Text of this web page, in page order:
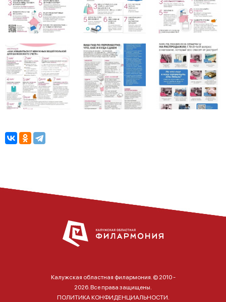
Калужская областная филармония. © 2010 -
2026. Все права защищены.
ПОЛИТИКА КОНФИДЕНЦИАЛЬНОСТИ.